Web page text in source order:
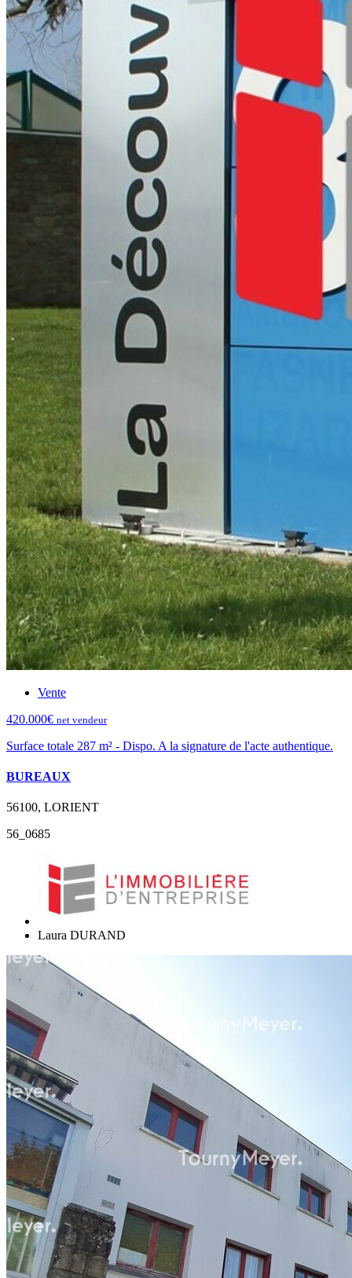
Vente
420.000€ net vendeur
Surface totale 287 m² - Dispo. A la signature de l'acte authentique.
BUREAUX
56100, LORIENT
56_0685
Laura DURAND